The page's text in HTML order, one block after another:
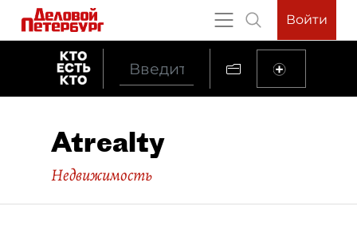
Войти
Atrealty
Недвижимость